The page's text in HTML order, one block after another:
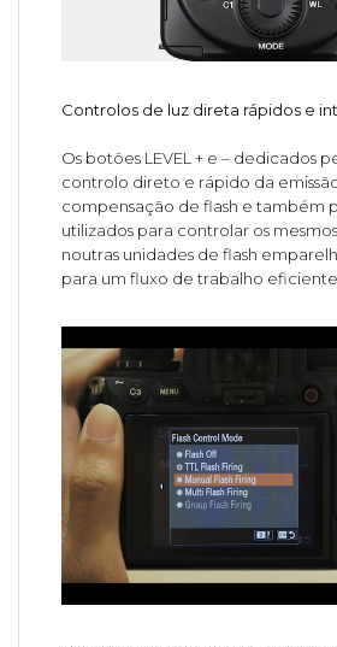
Controlos de luz direta rápidos e
Os botões LEVEL + e – dedicados
controlo direto e rápido da
compensação de flash e também
utilizados para controlar os
noutras unidades de flash
para um fluxo de trabalho